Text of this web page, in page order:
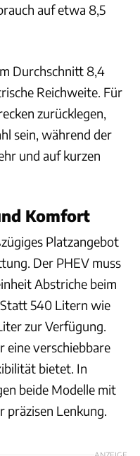
auf etwa 8,5
Durchschnitt 8,4
Reichweite. Für
zurücklegen,
sein, während der
und auf kurzen
Komfort
Platzangebot
Der PHEV muss
Abstriche beim
540 Litern wie
zur Verfügung.
eine verschiebbare
bietet. In
beide Modelle mit
präzisen Lenkung.